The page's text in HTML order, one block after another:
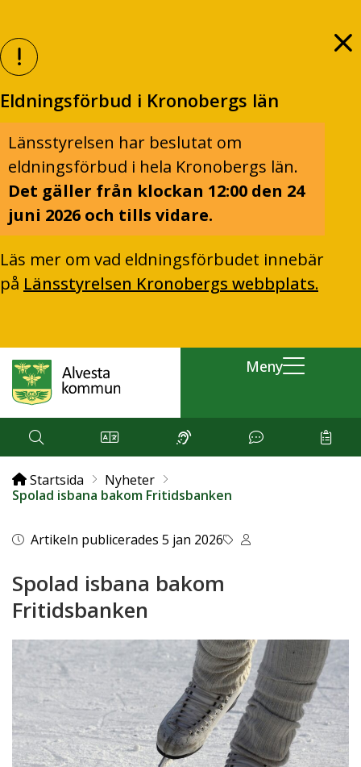
Eldningsförbud i Kronobergs län
Länsstyrelsen har beslutat om
eldningsförbud i hela Kronobergs län.
Det gäller från klockan 12:00 den 24
juni 2026 och tills vidare.
Läs mer om vad eldningsförbudet innebär
på Länsstyrelsen Kronobergs webbplats.
Meny
Startsida
Nyheter
Spolad isbana bakom Fritidsbanken
Artikeln publicerades 5 jan 2026
Spolad isbana bakom
Fritidsbanken